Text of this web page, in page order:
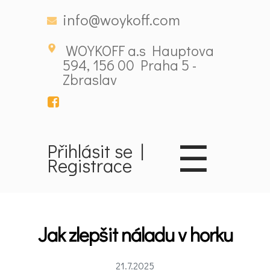
info@woykoff.com
WOYKOFF a.s Hauptova
594, 156 00 Praha 5 -
Zbraslav
Přihlásit se |
Registrace
Látky
☰
Jak zlepšit náladu v horku
21.7.2025